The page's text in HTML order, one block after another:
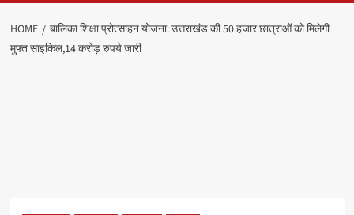
HOME
बालिका शिक्षा प्रोत्साहन योजना: उत्तराखंड की 50 हजार छात्राओं को मिलेगी
मुफ्त साइकिल,14 करोड़ रुपये जारी